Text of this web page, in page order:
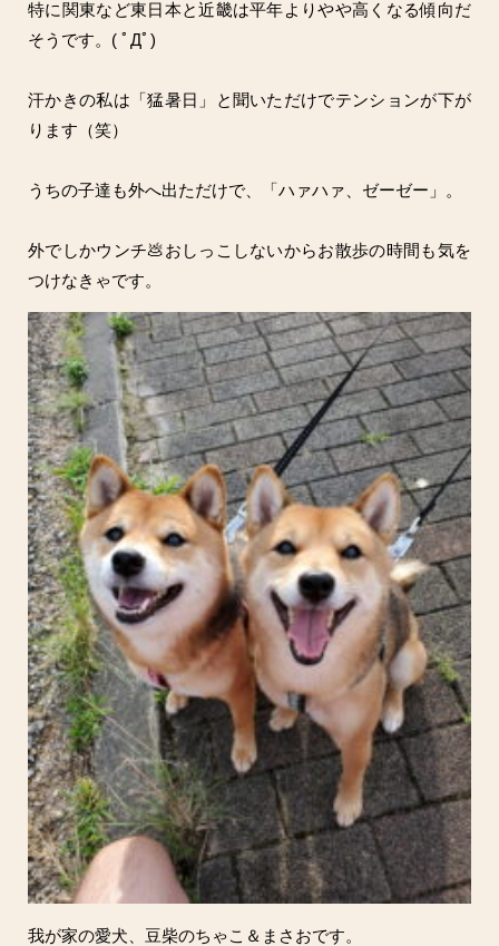
特に関東など東日本と近畿は平年よりやや高くなる傾向だ
そうです。( ﾟДﾟ)
汗かきの私は「猛暑日」と聞いただけでテンションが下が
ります（笑）
うちの子達も外へ出ただけで、「ハァハァ、ゼーゼー」。
外でしかウンチ💩おしっこしないからお散歩の時間も気を
つけなきゃです。
我が家の愛犬、豆柴のちゃこ＆まさおです。